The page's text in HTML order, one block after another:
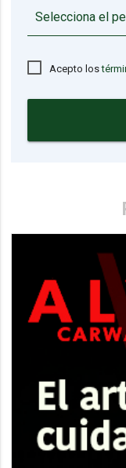
Acepto los